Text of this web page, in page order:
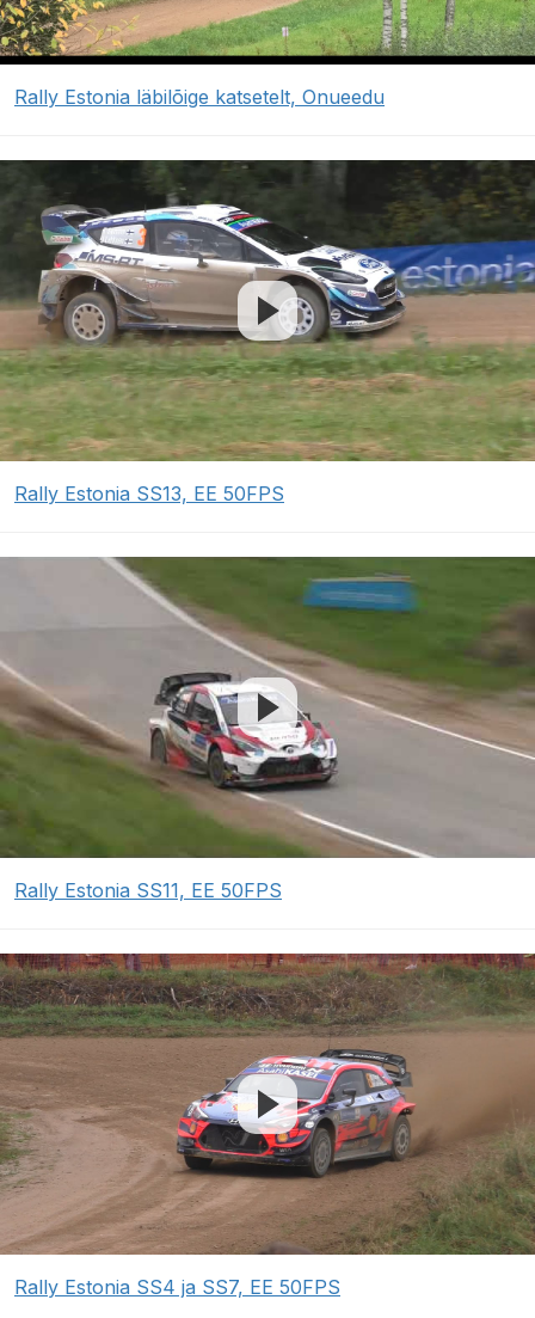
Rally Estonia läbilõige katsetelt, Onueedu
Rally Estonia SS13, EE 50FPS
Rally Estonia SS11, EE 50FPS
Rally Estonia SS4 ja SS7, EE 50FPS